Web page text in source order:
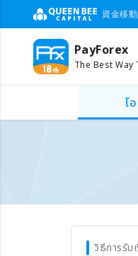
資金移
PayForex
The Best Way
โ
วิธีการรับ